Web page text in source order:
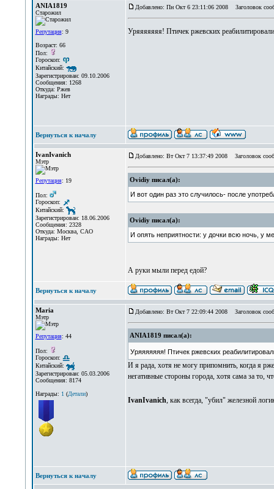
ANIA1819
Старожил
Репутация: 9
Возраст: 66
Пол:
Гороскоп:
Китайский:
Зарегистрирован: 09.10.2006
Сообщения: 1268
Откуда: Ржев
Награды: Нет
Добавлено: Пн Окт 6 23:11:06 2008 Заголовок
Уряяяяяяя! Птичек ржевских
Вернуться к началу
IvanIvanich
Мэтр
Репутация: 19
Пол:
Гороскоп:
Китайский:
Зарегистрирован: 18.06.2006
Сообщения: 2328
Откуда: Москва, САО
Награды: Нет
Добавлено: Вт Окт 7 13:37:49 2008 Заголовок
Ovidiy писал(а):
И вот один раз это случилось- после
Ovidiy писал(а):
И опять неприятности: у дочки всю ночь, у
А руки мыли перед едой?
Вернуться к началу
Maria
Мэтр
Репутация: 44
Пол:
Гороскоп:
Китайский:
Зарегистрирован: 05.03.2006
Сообщения: 8174
Награды: 1(Детали)
Добавлено: Вт Окт 7 22:09:44 2008 Заголовок
ANIA1819 писал(а):
Уряяяяяяя! Птичек ржевских
И я рада, хотя не могу припомнить, когда я
негативные стороны города, хотя сама за то,
IvanIvanich, как всегда, "убил" железной
Вернуться к началу